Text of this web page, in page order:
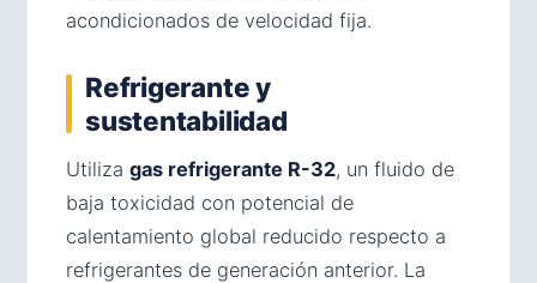
acondicionados de velocidad fija.
Refrigerante y
sustentabilidad
Utiliza gas refrigerante R-32, un fluido de
baja toxicidad con potencial de
calentamiento global reducido respecto a
refrigerantes de generación anterior. La